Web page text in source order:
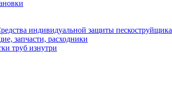
индивидуальной защиты пескоструйщика
запчасти, расходники
труб изнутри